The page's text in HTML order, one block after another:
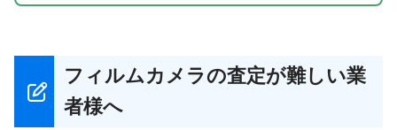
フィルムカメラの査定が難しい業
者様へ